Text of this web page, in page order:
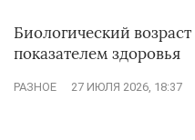
Биологический
показателем здоровья
РАЗНОЕ 27 ИЮЛЯ 2026, 18:37